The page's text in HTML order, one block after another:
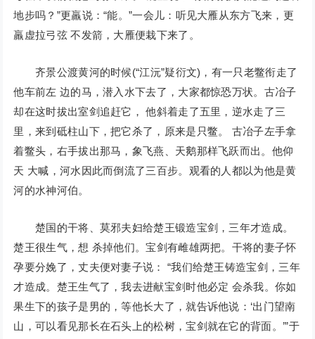
地步吗？”更羸说：“能。”一会儿：听见大雁从东方飞来，更
羸虚拉弓弦 不发箭，大雁便栽下来了。
齐景公渡黄河的时候(“江沅”疑衍文)，有一只老鳖衔走了
他车前左 边的马，潜入水下去了，大家都惊恐万状。古冶子
却在这时拔出室剑追赶它， 他斜着走了五里，逆水走了三
里，来到砥柱山下，把它杀了，原来是只鳖。 古冶子左手拿
着鳖头，右手拔出那马，象飞燕、天鹅那样飞跃而出。他仰
天 大喊，河水因此而倒流了三百步。观看的人都以为他是黄
河的水神河伯。
楚国的干将、莫邪夫妇给楚王锻造宝剑，三年才造成。
楚王很生气，想 杀掉他们。宝剑有雌雄两把。干将的妻子怀
孕要分娩了，丈夫便对妻子说： “我们给楚王铸造宝剑，三年
才造成。楚王生气了，我去进献宝剑时他必定 会杀我。你如
果生下的孩子是男的，等他长大了，就告诉他说：‘出门望南
山，可以看见那长在石头上的松树，宝剑就在它的背面。’”于